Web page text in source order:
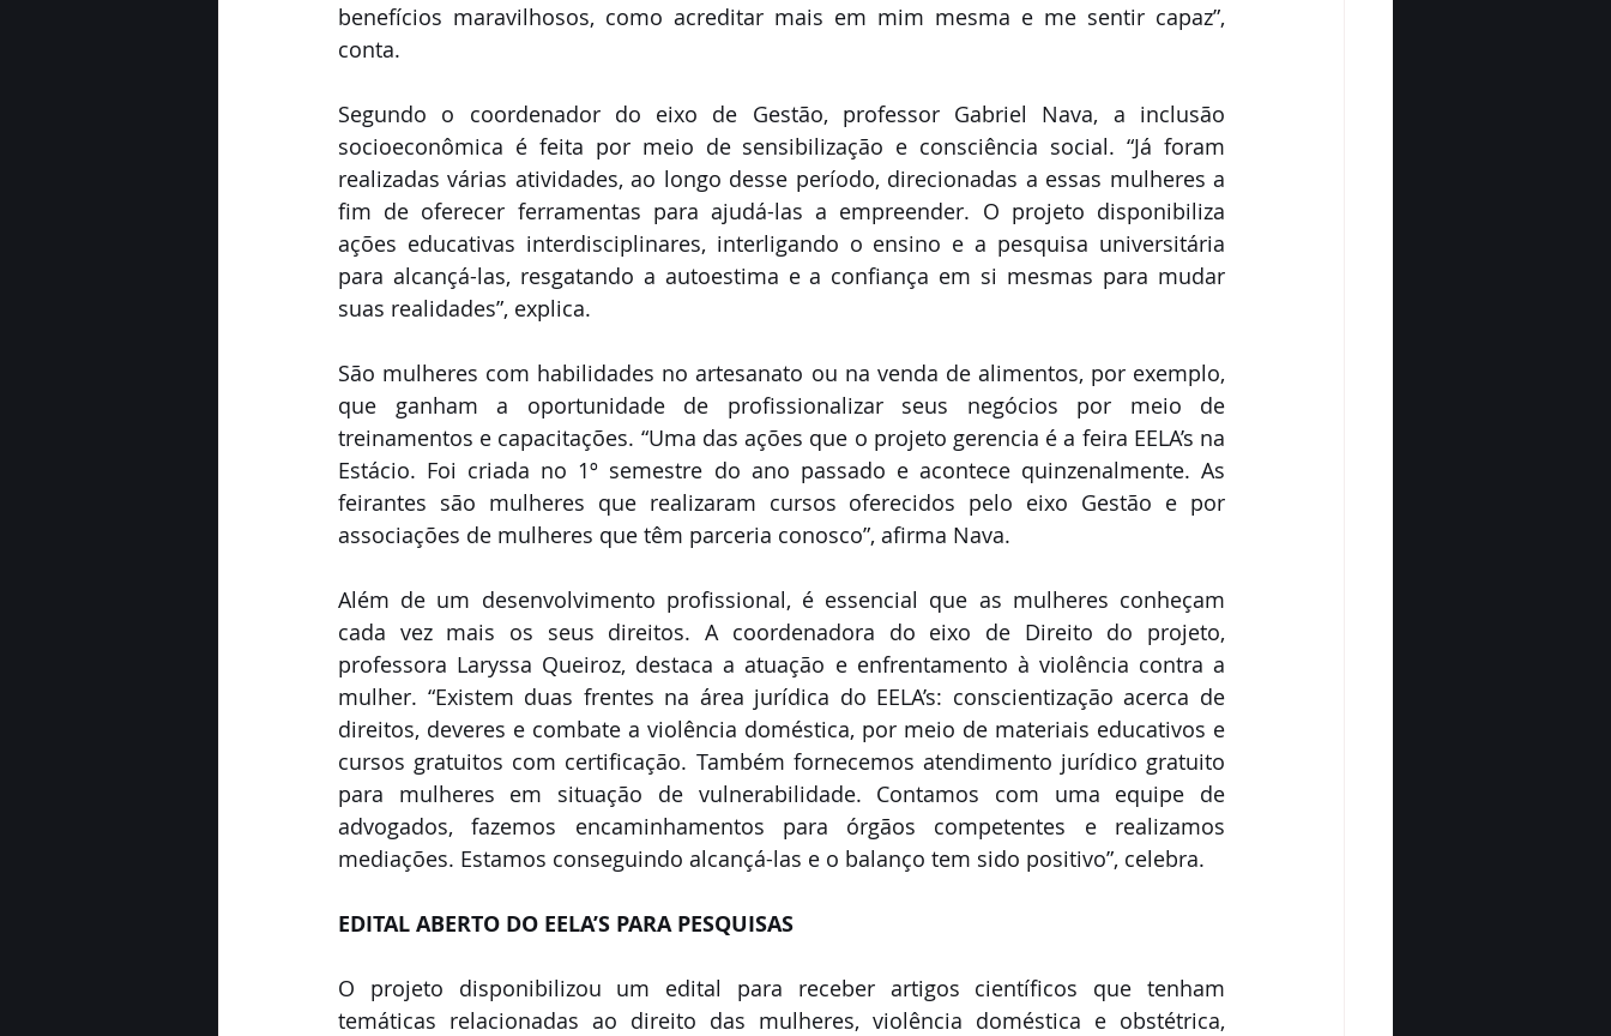
benefícios maravilhosos, como acreditar mais em mim mesma e me sentir capaz”,
conta.
Segundo o coordenador do eixo de Gestão, professor Gabriel Nava, a inclusão
socioeconômica é feita por meio de sensibilização e consciência social. “Já foram
realizadas várias atividades, ao longo desse período, direcionadas a essas mulheres a
fim de oferecer ferramentas para ajudá-las a empreender. O projeto disponibiliza
ações educativas interdisciplinares, interligando o ensino e a pesquisa universitária
para alcançá-las, resgatando a autoestima e a confiança em si mesmas para mudar
suas realidades”, explica.
São mulheres com habilidades no artesanato ou na venda de alimentos, por exemplo,
que ganham a oportunidade de profissionalizar seus negócios por meio de
treinamentos e capacitações. “Uma das ações que o projeto gerencia é a feira EELA’s na
Estácio. Foi criada no 1º semestre do ano passado e acontece quinzenalmente. As
feirantes são mulheres que realizaram cursos oferecidos pelo eixo Gestão e por
associações de mulheres que têm parceria conosco”, afirma Nava.
Além de um desenvolvimento profissional, é essencial que as mulheres conheçam
cada vez mais os seus direitos. A coordenadora do eixo de Direito do projeto,
professora Laryssa Queiroz, destaca a atuação e enfrentamento à violência contra a
mulher. “Existem duas frentes na área jurídica do EELA’s: conscientização acerca de
direitos, deveres e combate a violência doméstica, por meio de materiais educativos e
cursos gratuitos com certificação. Também fornecemos atendimento jurídico gratuito
para mulheres em situação de vulnerabilidade. Contamos com uma equipe de
advogados, fazemos encaminhamentos para órgãos competentes e realizamos
mediações. Estamos conseguindo alcançá-las e o balanço tem sido positivo”, celebra.
EDITAL ABERTO DO EELA’S PARA PESQUISAS
O projeto disponibilizou um edital para receber artigos científicos que tenham
temáticas relacionadas ao direito das mulheres, violência doméstica e obstétrica,